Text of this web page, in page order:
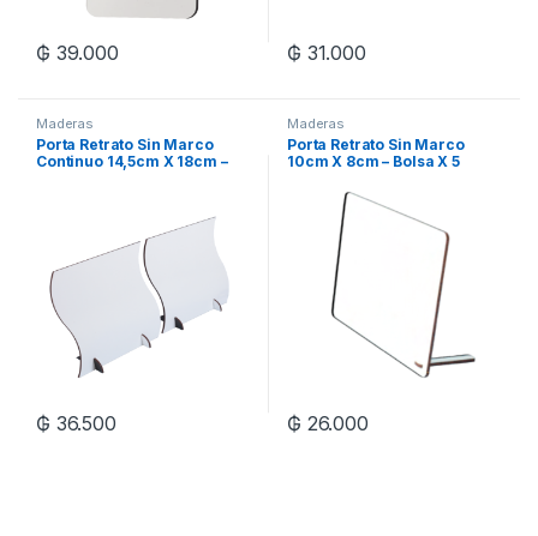
₲ 39.000 ₲ 31.000
Maderas
Porta Retrato Sin Marco
Continuo 14,5cm X 18cm –
₲ 36.500
Maderas
Porta Retrato Sin Marco
10cm X 8cm – Bolsa X 5
₲ 26.000